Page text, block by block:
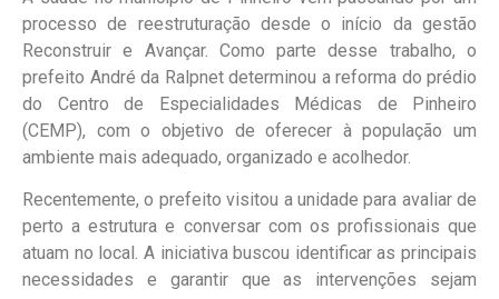
processo de reestruturação desde o início da gestão
Reconstruir e Avançar. Como parte desse trabalho, o
prefeito André da Ralpnet determinou a reforma do prédio
do Centro de Especialidades Médicas de Pinheiro
(CEMP), com o objetivo de oferecer à população um
ambiente mais adequado, organizado e acolhedor.
Recentemente, o prefeito visitou a unidade para avaliar de
perto a estrutura e conversar com os profissionais que
atuam no local. A iniciativa buscou identificar as principais
necessidades e garantir que as intervenções sejam